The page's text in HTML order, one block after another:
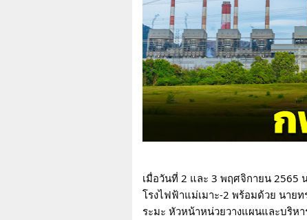
เมื่อวันที่ 2 และ 3 พฤศจิกายน 2565
โรงไฟฟ้าแม่เมาะ-2 พร้อมด้วย นา
ระมะ หัวหน้าหน่วยวางแผนและบริห